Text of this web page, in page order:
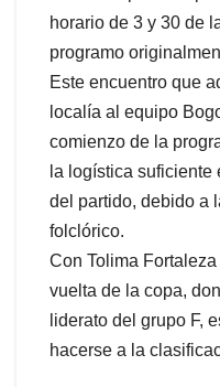
horario de 3 y 30 de
programo
Este encuentro que
localía al equipo
comienzo de la
la logística suficiente
del partido, debido a
folclórico.
Con Tolima
vuelta de la copa,
liderato del grupo F,
hacerse a la